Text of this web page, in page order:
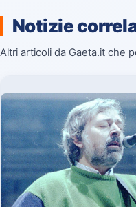
Notizie
Altri articoli da Gaeta.it che